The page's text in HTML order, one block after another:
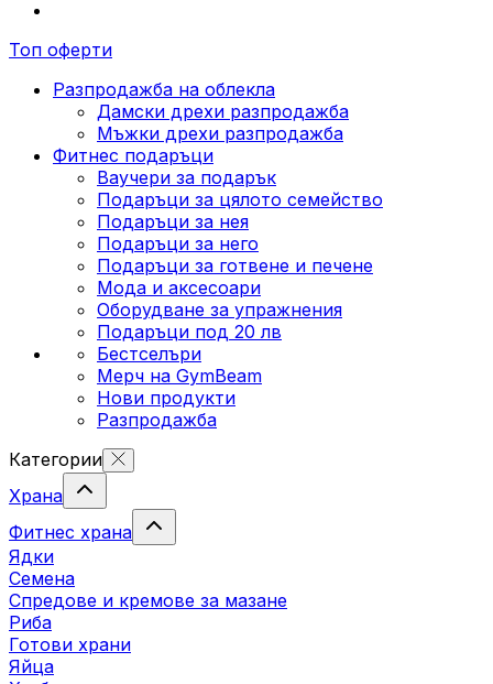
Топ оферти
Разпродажба на облекла
Дамски дрехи разпродажба
Мъжки дрехи разпродажба
Фитнес подаръци
Ваучери за подарък
Подаръци за цялото семейство
Подаръци за нея
Подаръци за него
Подаръци за готвене и печене
Мода и аксесоари
Оборудване за упражнения
Подаръци под 20 лв
Бестселъри
Мерч на GymBeam
Нови продукти
Разпродажба
Категории
Храна
Фитнес храна
Ядки
Семена
Спредове и кремове за мазане
Риба
Готови храни
Яйца